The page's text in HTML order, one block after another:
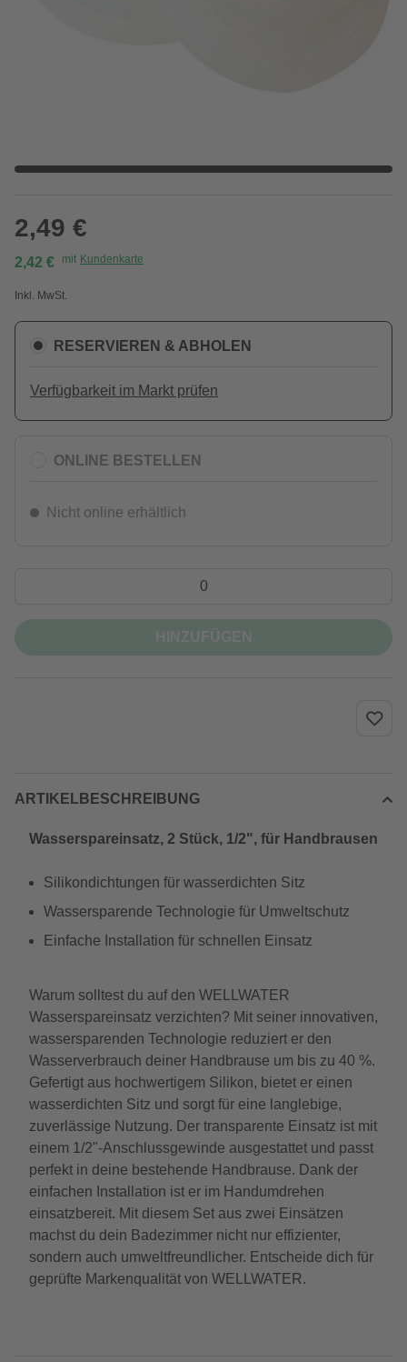
2,49 €
2,42 € mit Kundenkarte
Inkl. MwSt.
RESERVIEREN & ABHOLEN
Verfügbarkeit im Markt prüfen
ONLINE BESTELLEN
Nicht online erhältlich
ARTIKELBESCHREIBUNG
Wasserspareinsatz, 2 Stück, 1/2", für Handbrausen
Silikondichtungen für wasserdichten Sitz
Wassersparende Technologie für Umweltschutz
Einfache Installation für schnellen Einsatz
Warum solltest du auf den WELLWATER
Wasserspareinsatz verzichten? Mit seiner innovativen,
wassersparenden Technologie reduziert er den
Wasserverbrauch deiner Handbrause um bis zu 40 %.
Gefertigt aus hochwertigem Silikon, bietet er einen
wasserdichten Sitz und sorgt für eine langlebige,
zuverlässige Nutzung. Der transparente Einsatz ist mit
einem 1/2"-Anschlussgewinde ausgestattet und passt
perfekt in deine bestehende Handbrause. Dank der
einfachen Installation ist er im Handumdrehen
einsatzbereit. Mit diesem Set aus zwei Einsätzen
machst du dein Badezimmer nicht nur effizienter,
sondern auch umweltfreundlicher. Entscheide dich für
geprüfte Markenqualität von WELLWATER.